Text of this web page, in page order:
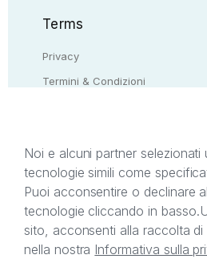
Terms
Privacy
Termini & Condizioni
Il presente sito web è di
C.F. e P.IVA 05338720963.
titolare di tutti i diritti di
afferenti ai marchi, loghi e
sul sito web. Si invita l’utente
Noi e alcuni partner
tecnologie simili come
Puoi acconsentire o declinare
tecnologie cliccando in basso.
sito, acconsenti alla raccolta
nella nostra Informativa sulla